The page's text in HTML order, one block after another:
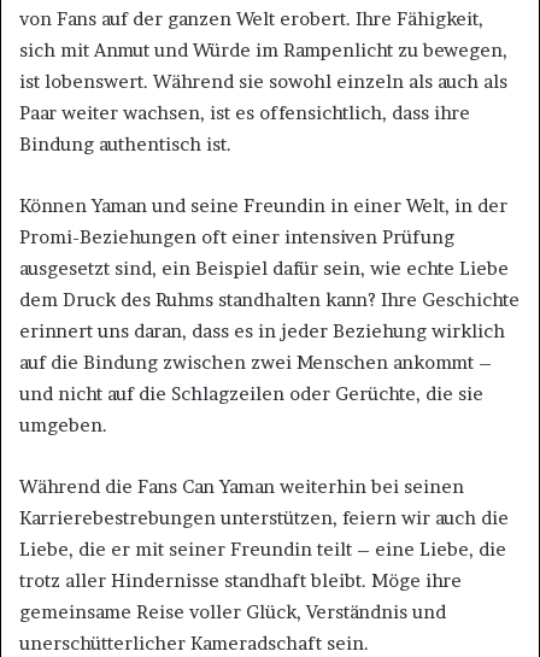
von Fans auf der ganzen Welt erobert. Ihre Fähigkeit,
sich mit Anmut und Würde im Rampenlicht zu bewegen,
ist lobenswert. Während sie sowohl einzeln als auch als
Paar weiter wachsen, ist es offensichtlich, dass ihre
Bindung authentisch ist.
Können Yaman und seine Freundin in einer Welt, in der
Promi-Beziehungen oft einer intensiven Prüfung
ausgesetzt sind, ein Beispiel dafür sein, wie echte Liebe
dem Druck des Ruhms standhalten kann? Ihre Geschichte
erinnert uns daran, dass es in jeder Beziehung wirklich
auf die Bindung zwischen zwei Menschen ankommt –
und nicht auf die Schlagzeilen oder Gerüchte, die sie
umgeben.
Während die Fans Can Yaman weiterhin bei seinen
Karrierebestrebungen unterstützen, feiern wir auch die
Liebe, die er mit seiner Freundin teilt – eine Liebe, die
trotz aller Hindernisse standhaft bleibt. Möge ihre
gemeinsame Reise voller Glück, Verständnis und
unerschütterlicher Kameradschaft sein.